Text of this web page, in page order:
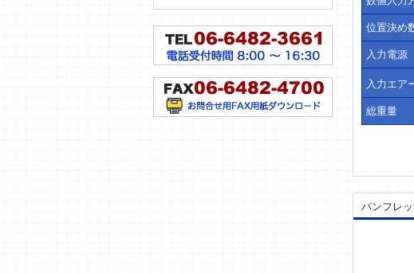
位置決め
入力電源
入力エア
総重量
パンフレ